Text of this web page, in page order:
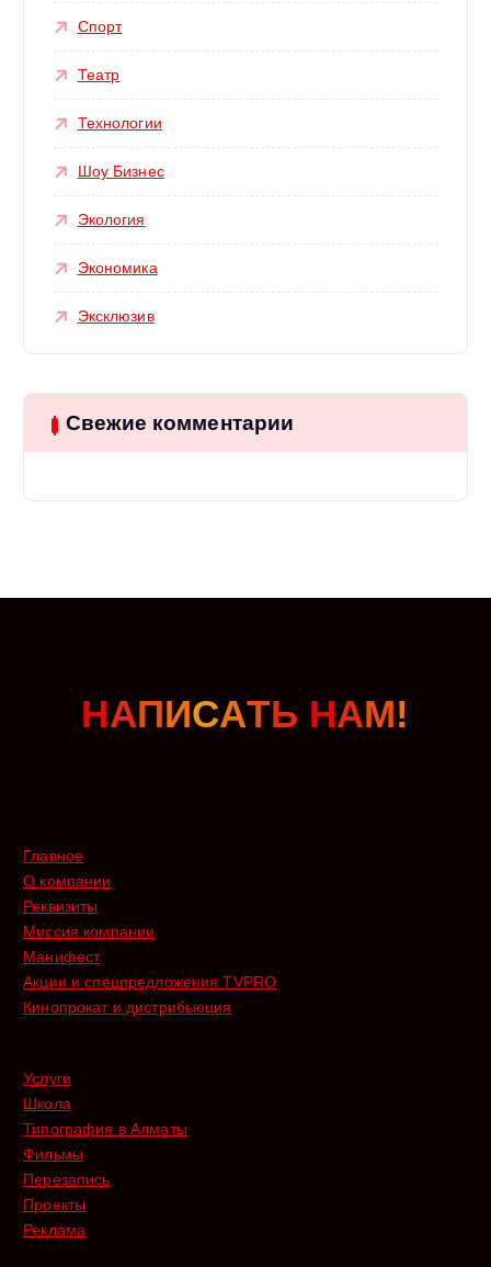
Спорт
Театр
Технологии
Шоу Бизнес
Экология
Экономика
Эксклюзив
Свежие комментарии
НАПИСАТЬ НАМ!
Главное
О компании
Реквизиты
Миссия компании
Манифест
Акции и спецпредложения TVPRO
Кинопрокат и дистрибьюция
Услуги
Школа
Типография в Алматы
Фильмы
Перезапись
Проекты
Реклама